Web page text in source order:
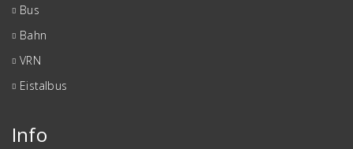
Bus
Bahn
VRN
Eistalbus
Info